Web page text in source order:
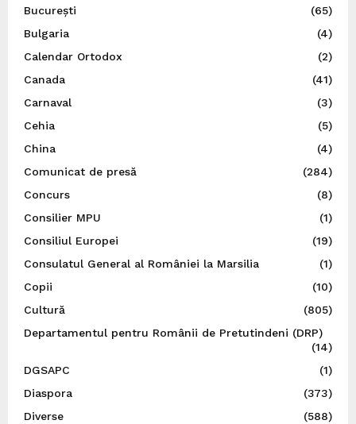
București
(65)
Bulgaria
(4)
Calendar Ortodox
(2)
Canada
(41)
Carnaval
(3)
Cehia
(5)
China
(4)
Comunicat de presă
(284)
Concurs
(8)
Consilier MPU
(1)
Consiliul Europei
(19)
Consulatul General al României la Marsilia
(1)
Copii
(10)
Cultură
(805)
Departamentul pentru Românii de Pretutindeni (DRP)
(14)
DGSAPC
(1)
Diaspora
(373)
Diverse
(588)